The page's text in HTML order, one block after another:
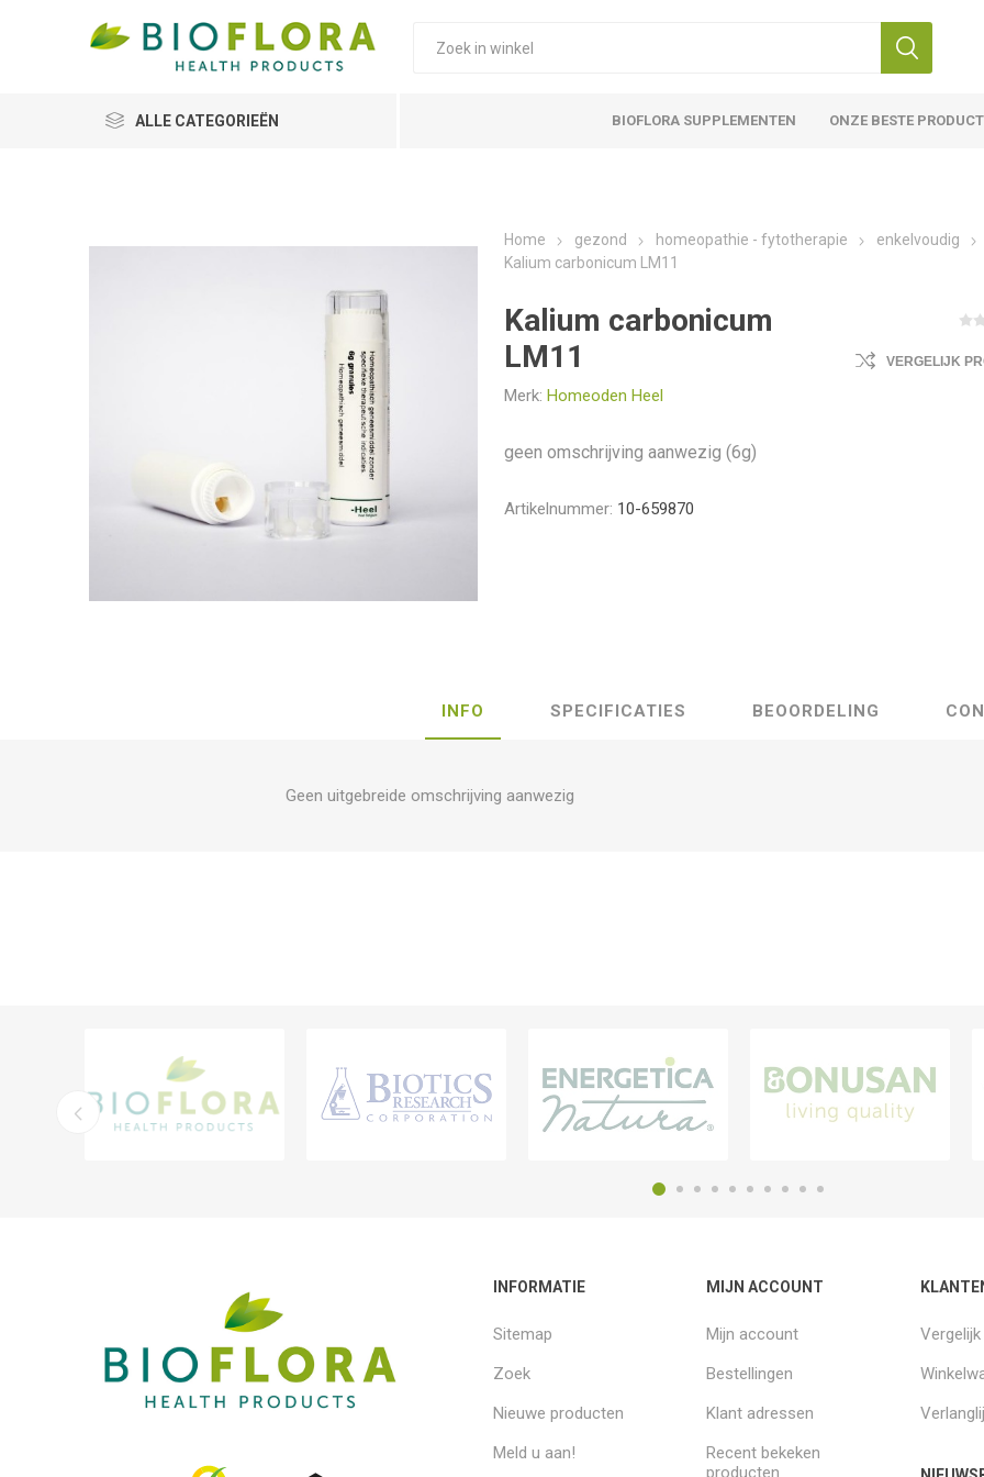
ALLE CATEGORIEËN BIOFLORA SUPPLEMENTEN ONZE BESTE
Home gezond homeopathie - fytotherapie
enkelvoudig
Kalium carbonicum LM11
Kalium carbonicum
LM11
Merk: Homeoden Heel
VERGELIJK
geen omschrijving aanwezig (6g)
Artikelnummer: 10-659870
INFO SPECIFICATIES BEOORDELING
Geen uitgebreide omschrijving aanwezig
INFORMATIE
Sitemap
Zoek
Nieuwe producten
Meld u aan!
MIJN ACCOUNT
Mijn account
Bestellingen
Klant adressen
Recent bekeken
producten